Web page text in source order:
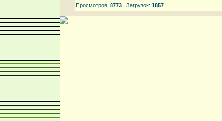
Просмотров: 8773 | Загрузок: 1857